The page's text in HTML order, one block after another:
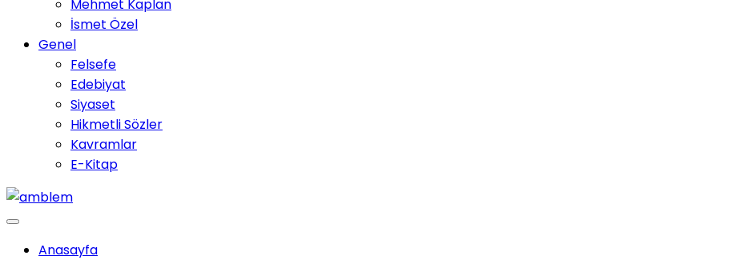
Mehmet Kaplan
İsmet Özel
Genel
Felsefe
Edebiyat
Siyaset
Hikmetli Sözler
Kavramlar
E-Kitap
Anasayfa